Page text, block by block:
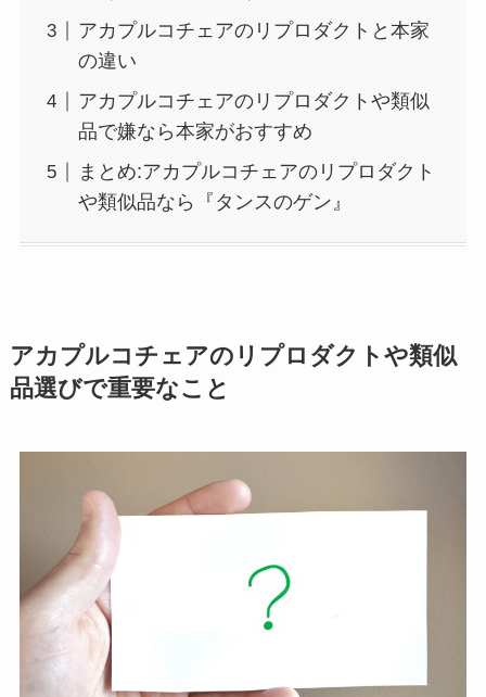
アカプルコチェアのリプロダクトと本家
の違い
アカプルコチェアのリプロダクトや類似
品で嫌なら本家がおすすめ
まとめ:アカプルコチェアのリプロダクト
や類似品なら『タンスのゲン』
アカプルコチェアのリプロダクトや類似
品選びで重要なこと